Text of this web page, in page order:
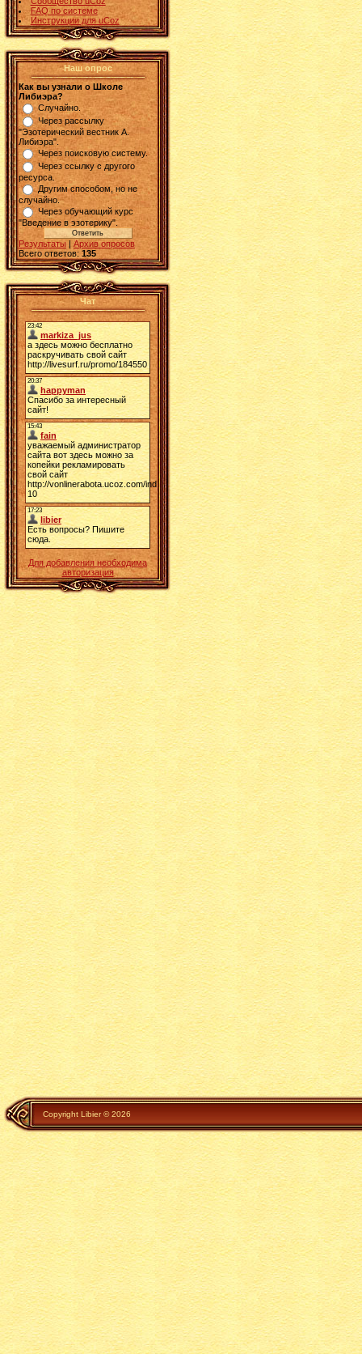
FAQ по системе
Инструкции для uCoz
Наш опрос
Как вы узнали о Школе
Либиэра?
Случайно.
Через рассылку
"Эзотерический вестник А.
Либиэра".
Через поисковую систему.
Через ссылку с другого
ресурса.
Другим способом, но не
случайно.
Через обучающий курс
"Введение в эзотерику".
Результаты | Архив опросов
Всего ответов: 135
Чат
Для добавления необходима
авторизация
Copyright Libier © 2026